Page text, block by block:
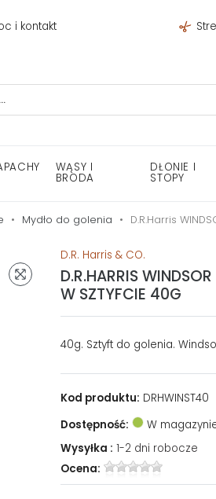
i kontakt
WĄSY I
BRODA
DŁONIE I
STOPY
Mydło do golenia D.R.Harris
D.R. Harris & CO.
D.R.HARRIS
W SZTYFCIE 40G
40g. Sztyft do golenia.
Kod produktu: DRHWINST40
Dostępność:
W
Wysyłka : 1-2 dni robocze
Ocena: